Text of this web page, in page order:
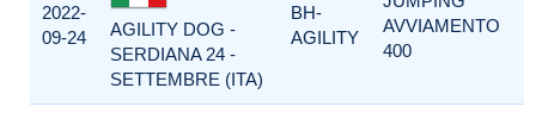
2022-
09-24
AGILITY DOG -
SERDIANA 24 -
SETTEMBRE (ITA)
BH-
AGILITY
AVVIAMENTO
400